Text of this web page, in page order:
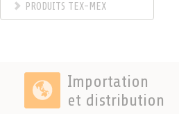
PRODUITS TEX-MEX
Importation
et distribution